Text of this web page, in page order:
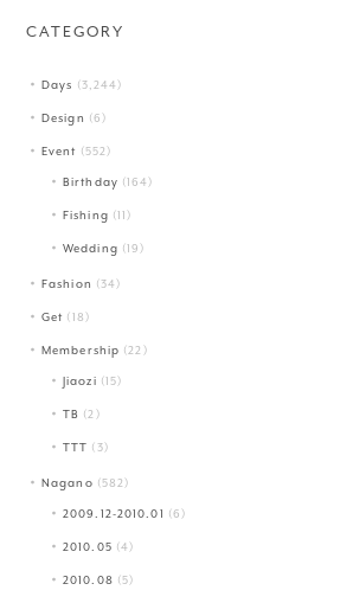
CATEGORY
Days (3,244)
Design (6)
Event (552)
Birthday (164)
Fishing (11)
Wedding (19)
Fashion (34)
Get (18)
Membership (22)
Jiaozi (15)
TB (2)
TTT (3)
Nagano (582)
2009.12-2010.01 (6)
2010.05 (4)
2010.08 (5)